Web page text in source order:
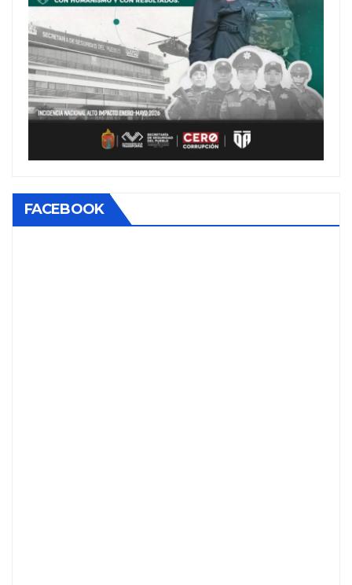
FACEBOOK